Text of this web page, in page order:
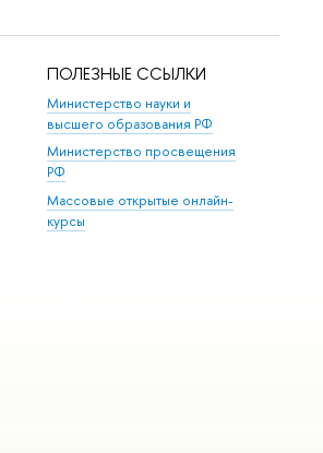
ПОЛЕЗНЫЕ ССЫЛКИ
Министерство науки и
высшего образования РФ
Министерство просвещения
РФ
Массовые открытые онлайн-
курсы